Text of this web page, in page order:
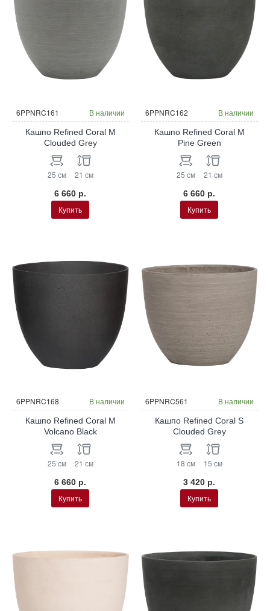
6PPNRC161 В наличии
Кашпо Refined Coral M
Clouded Grey
25 см 21 см
6 660 р.
Купить
6PPNRC162 В наличии
Кашпо Refined Coral M
Pine Green
25 см 21 см
6 660 р.
Купить
6PPNRC168 В наличии
Кашпо Refined Coral M
Volcano Black
25 см 21 см
6 660 р.
Купить
6PPNRC561 В наличии
Кашпо Refined Coral S
Clouded Grey
18 см 15 см
3 420 р.
Купить